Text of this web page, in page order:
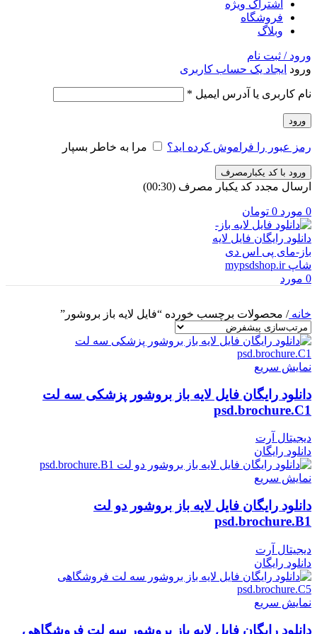
اشتراک ویژه
فروشگاه
وبلاگ
ورود / ثبت نام
ورود ایجاد یک حساب کاربری
نام کاربری یا آدرس ایمیل *
ورود
رمز عبور را فراموش کرده اید؟ مرا به خاطر بسپار
ورود با کد یکبارمصرف
ارسال مجدد کد یکبار مصرف (00:
30
)
0 مورد 0 تومان
0 مورد
خانه/ محصولات برچسب خورده “فایل لایه باز بروشور”
نمایش سریع
دانلود رایگان فایل لایه باز بروشور پزشکی سه لت
psd.brochure.C1
دیجیتال آرت
دانلود رایگان
نمایش سریع
دانلود رایگان فایل لایه باز بروشور دو لت
psd.brochure.B1
دیجیتال آرت
دانلود رایگان
نمایش سریع
دانلود رایگان فایل لایه باز بروشور سه لت فروشگاهی